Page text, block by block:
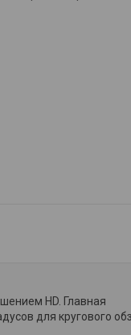
HD. Главная
для кругового